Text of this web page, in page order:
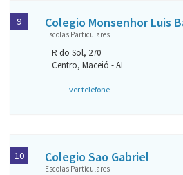
Colegio Monsenhor Luis
Escolas Particulares
R do Sol, 270
Centro, Maceió - AL
ver telefone
9
Colegio Sao Gabriel
Escolas Particulares
10